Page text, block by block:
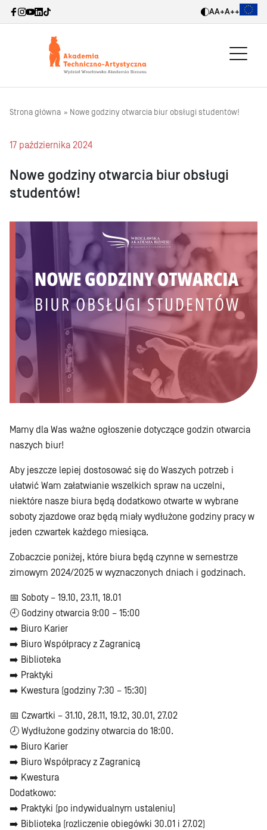
AA+A++
Strona główna Nowe godziny otwarcia biur obsługi studentów!
17 października 2024
Nowe godziny otwarcia biur obsługi
studentów!
Mamy dla Was ważne ogłoszenie dotyczące godzin otwarcia
naszych biur!
Aby jeszcze lepiej dostosować się do Waszych potrzeb i
ułatwić Wam załatwianie wszelkich spraw na uczelni,
niektóre nasze biura będą dodatkowo otwarte w wybrane
soboty zjazdowe oraz będą miały wydłużone godziny pracy w
jeden czwartek każdego miesiąca.
Zobaczcie poniżej, które biura będą czynne w semestrze
zimowym 2024/2025 w wyznaczonych dniach i godzinach.
📅 Soboty – 19.10, 23.11, 18.01
🕘 Godziny otwarcia 9:00 – 15:00
➡️ Biuro Karier
➡️ Biuro Współpracy z Zagranicą
➡️ Biblioteka
➡️ Praktyki
➡️ Kwestura (godziny 7:30 – 15:30)
📅 Czwartki – 31.10, 28.11, 19.12, 30.01, 27.02
🕗 Wydłużone godziny otwarcia do 18:00.
➡️ Biuro Karier
➡️ Biuro Współpracy z Zagranicą
➡️ Kwestura
Dodatkowo:
➡️ Praktyki (po indywidualnym ustaleniu)
➡️ Biblioteka (rozliczenie obiegówki 30.01 i 27.02)